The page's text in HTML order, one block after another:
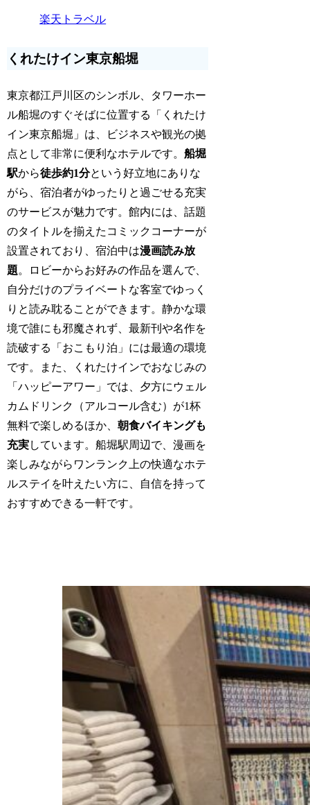
楽天トラベル
くれたけイン東京船堀
東京都江戸川区のシンボル、タワーホー
ル船堀のすぐそばに位置する「くれたけ
イン東京船堀」は、ビジネスや観光の拠
点として非常に便利なホテルです。船堀
駅から徒歩約1分という好立地にありな
がら、宿泊者がゆったりと過ごせる充実
のサービスが魅力です。館内には、話題
のタイトルを揃えたコミックコーナーが
設置されており、宿泊中は漫画読み放
題。ロビーからお好みの作品を選んで、
自分だけのプライベートな客室でゆっく
りと読み耽ることができます。静かな環
境で誰にも邪魔されず、最新刊や名作を
読破する「おこもり泊」には最適の環境
です。また、くれたけインでおなじみの
「ハッピーアワー」では、夕方にウェル
カムドリンク（アルコール含む）が1杯
無料で楽しめるほか、朝食バイキングも
充実しています。船堀駅周辺で、漫画を
楽しみながらワンランク上の快適なホテ
ルステイを叶えたい方に、自信を持って
おすすめできる一軒です。